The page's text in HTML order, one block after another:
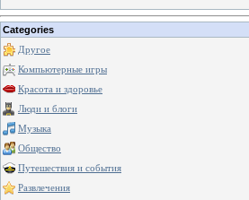
Categories
Другое
Компьютерные игры
Красота и здоровье
Люди и блоги
Музыка
Общество
Путешествия и события
Развлечения